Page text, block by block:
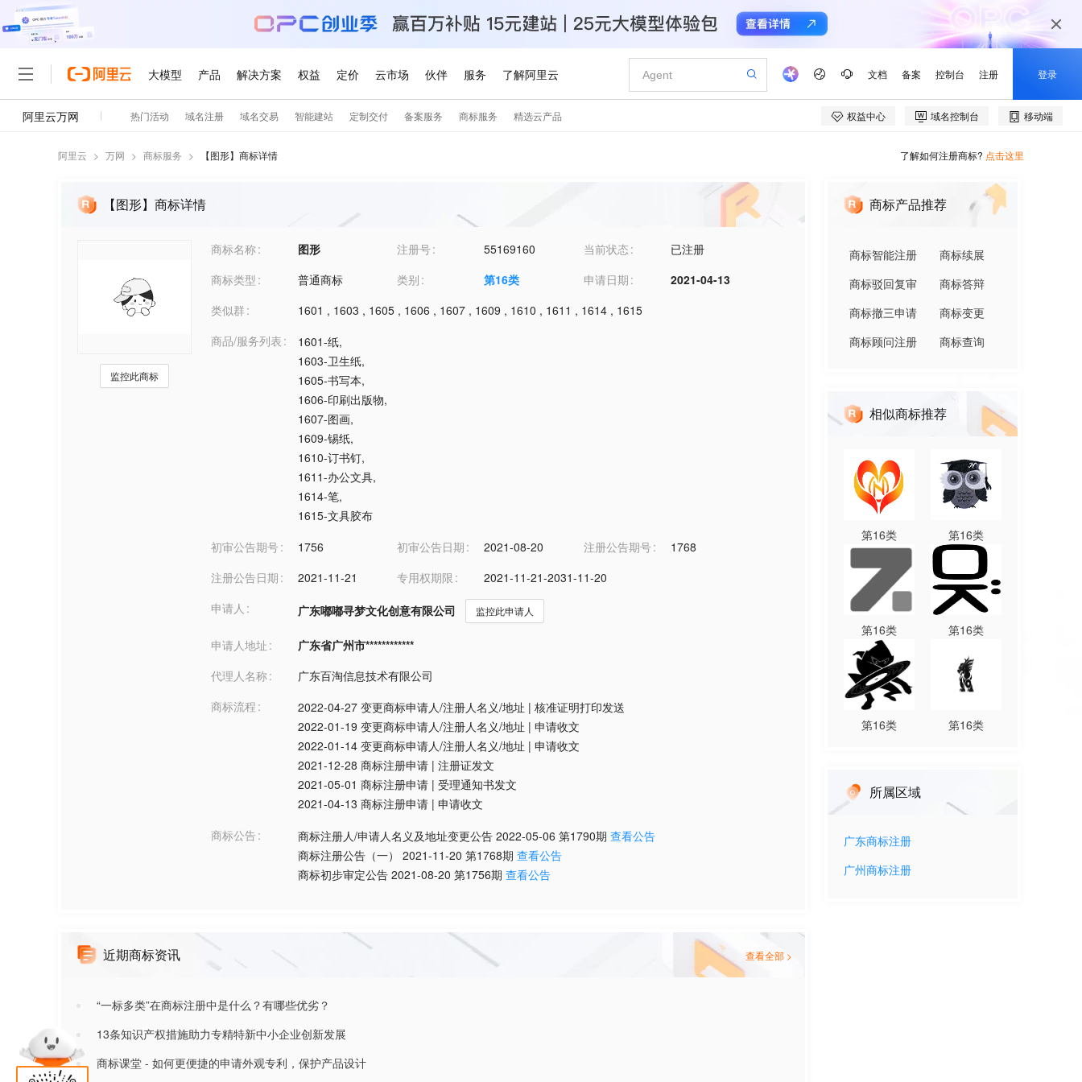
阿里云 > 万网 > 商标服务 > 【图形】商标详情 了解如何注册商标? 点击这里
【图形】商标详情
监控此商标
商标名称 图形 注册号 55169160 当前状态
已注册
商标类型
普通商标 类别 第16类 申请日期
2021-04-13
类似群
1601 , 1603 , 1605 , 1606 , 1607 , 1609 , 1610 , 1611 , 1614 , 1615
商品/服务列表
1601-纸,
1603-卫生纸,
1605-书写本,
1606-印刷出版物,
1607-图画,
1609-锡纸,
1610-订书钉,
1611-办公文具,
1614-笔,
1615-文具胶布
初审公告期号
1756 初审公告日期 2021-08-20 注册公告期号
1768
注册公告日期
2021-11-21 专用权期限
2021-11-21-2031-11-20
申请人
广东嘟嘟寻梦文化创意有限公司 监控此申请人
申请人地址
广东省广州市************
代理人名称
广东百淘信息技术有限公司
商标流程
2022-04-27 变更商标申请人/注册人名义/地址 | 核准证明打印发送
2022-01-19 变更商标申请人/注册人名义/地址 | 申请收文
2022-01-14 变更商标申请人/注册人名义/地址 | 申请收文
2021-12-28 商标注册申请 | 注册证发文
2021-05-01 商标注册申请 | 受理通知书发文
2021-04-13 商标注册申请 | 申请收文
商标公告
商标注册人/申请人名义及地址变更公告 2022-05-06 第1790期 查看公告
商标注册公告（一）
2021-11-20 第1768期 查看公告
商标初步审定公告 2021-08-20 第1756期 查看公告
近期商标资讯 查看全部 >
“一标多类”在商标注册中是什么？有哪些优劣？
13条知识产权措施助力专精特新中小企业创新发展
商标课堂 - 如何更便捷的申请外观专利，保护产品设计
商标产品推荐
商标智能注册
商标续展
商标驳回复审
商标答辩
商标撤三申请
商标变更
商标顾问注册
商标查询
相似商标推荐
第16类 第16类
第16类 第16类
第16类 第16类
所属区域
广东商标注册
广州 商标注册